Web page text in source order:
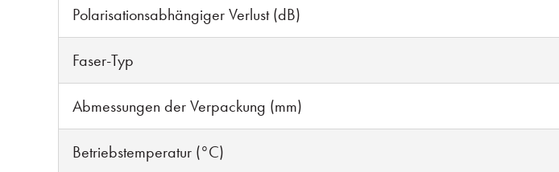
Polarisationsabhängiger Verlust (dB)
Faser-Typ
Abmessungen der Verpackung (mm)
Betriebstemperatur (°C)